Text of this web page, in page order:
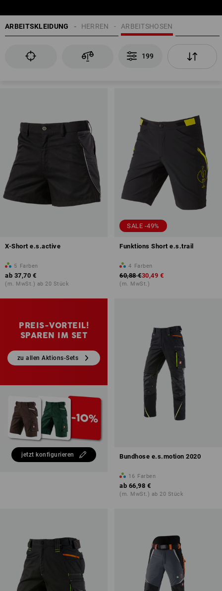
ARBEITSKLEIDUNG ARBEITSHOSEN
HERREN
199
X-Short e.s.active
5 Farben
ab 37,70 €
(m. MwSt.) ab 20 Stück
SALE -49%
Funktions Short e.s.trail
4 Farben
60,88 €30,49 €
(m. MwSt.)
PREIS-VORTEIL!
SPAREN IM SET
zu allen Aktions-Sets
jetzt konfigurieren Bundhose e.s.motion 2020
16 Farben
ab 66,98 €
(m. MwSt.) ab 20 Stück